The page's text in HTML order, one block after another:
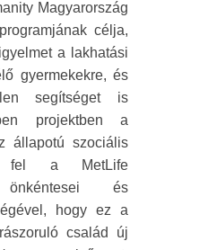
Magyarország
célja,
a lakhatási
gyermekekre, és
segítséget is
projektben a
állapotú szociális
fel a MetLife
önkéntesei és
hogy ez a
család új